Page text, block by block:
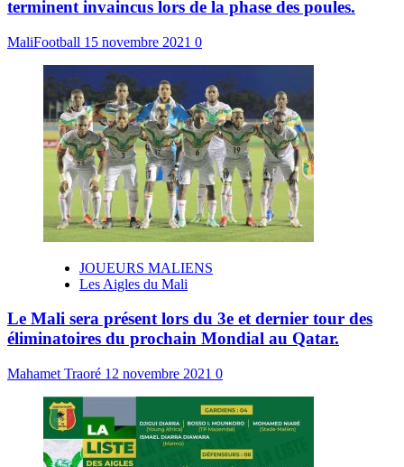
terminent invaincus lors de la phase des poules.
MaliFootball 15 novembre 2021 0
JOUEURS MALIENS
Les Aigles du Mali
Le Mali sera présent lors du 3e et dernier tour des
éliminatoires du prochain Mondial au Qatar.
Mahamet Traoré 12 novembre 2021 0